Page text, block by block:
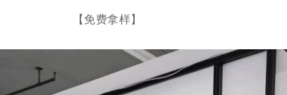
【免费拿样】